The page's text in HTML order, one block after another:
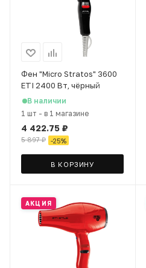
Фен "Micro Stratos" 3600
ETI 2400 Вт, чёрный
В наличии
1 шт - в 1 магазине
4 422.75 ₽
5 897₽ -25%
В КОРЗИНУ
АКЦИЯ